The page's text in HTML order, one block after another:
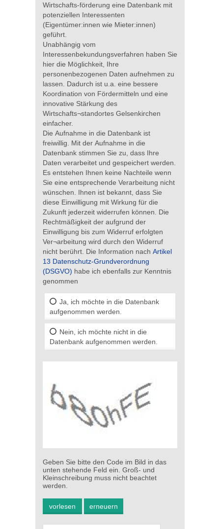
Wirtschafts-förderung eine Datenbank mit
potenziellen Interessenten
(Eigentümer:innen wie Mieter:innen)
geführt.
Unabhängig vom
Interessenbekundungsverfahren haben Sie
hier die Möglichkeit, Ihre
personenbezogenen Daten aufnehmen zu
lassen. Dadurch ist u.a. eine bessere
Koordination von Fördermitteln und eine
innovative Stärkung des
Wirtschafts¬standortes Gelsenkirchen
einfacher.
Die Aufnahme in die Datenbank ist
freiwillig. Mit der Aufnahme in die
Datenbank stimmen Sie zu, dass Ihre
Daten verarbeitet und gespeichert werden.
Es entstehen Ihnen keine Nachteile wenn
Sie eine entsprechende Verarbeitung nicht
wünschen. Ihnen ist bekannt, dass Sie
diese Einwilligung mit Wirkung für die
Zukunft jederzeit widerrufen können. Die
Rechtmäßigkeit der aufgrund der
Einwilligung bis zum Widerruf erfolgten
Ver¬arbeitung wird durch den Widerruf
nicht berührt. Die Information nach Artikel
13 Datenschutz-Grundverordnung
(DSGVO)
genommen
Ja, ich möchte in die Datenbank
aufgenommen werden.
Nein, ich möchte nicht in die
Datenbank aufgenommen werden.
Geben Sie bitte den Code im Bild in das
unten stehende Feld ein. Groß- und
Kleinschreibung muss nicht beachtet
werden.
vorlesen erneuern